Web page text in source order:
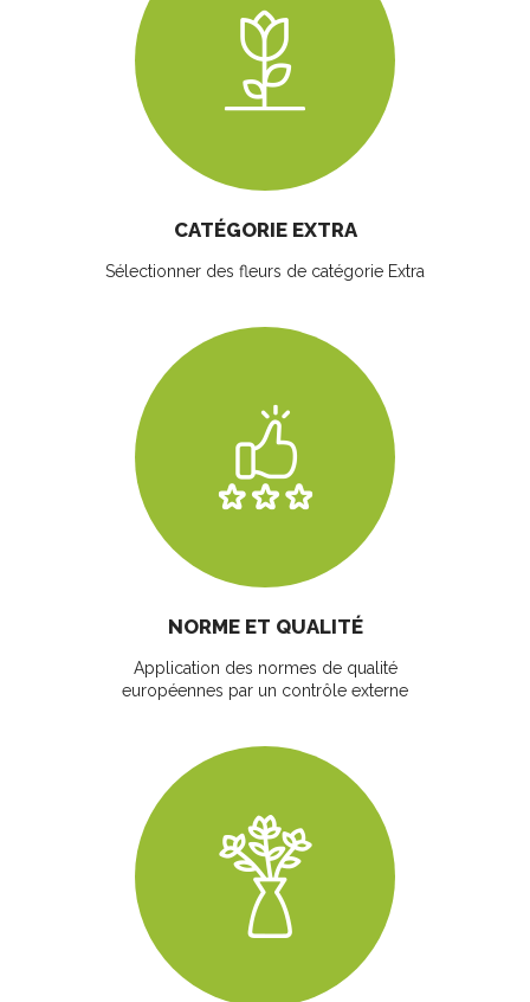
CATÉGORIE EXTRA
Sélectionner des fleurs de catégorie Extra
NORME ET QUALITÉ
Application des normes de qualité
européennes par un contrôle externe